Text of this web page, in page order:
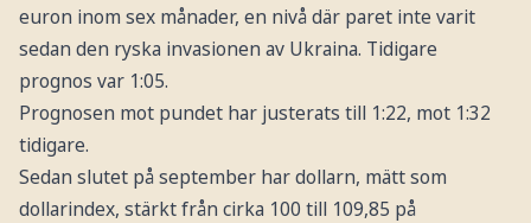
euron inom sex månader, en nivå där paret inte varit
sedan den ryska invasionen av Ukraina. Tidigare
prognos var 1:05.
Prognosen mot pundet har justerats till 1:22, mot 1:32
tidigare.
Sedan slutet på september har dollarn, mätt som
dollarindex, stärkt från cirka 100 till 109,85 på